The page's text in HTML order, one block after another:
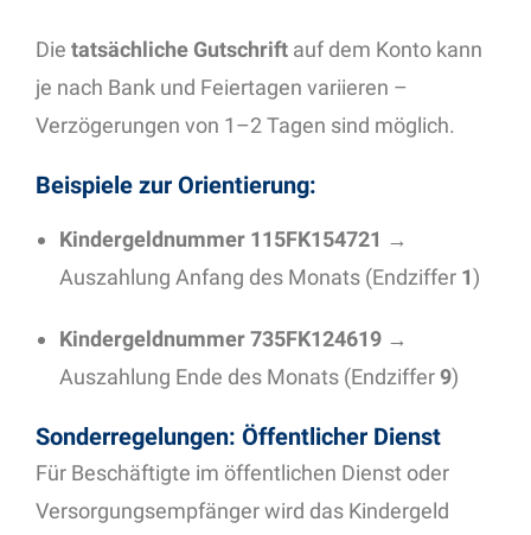
Die tatsächliche Gutschrift auf dem Konto kann
je nach Bank und Feiertagen variieren –
Verzögerungen von 1–2 Tagen sind möglich.
Beispiele zur Orientierung:
Kindergeldnummer 115FK154721 →
Auszahlung Anfang des Monats (Endziffer 1)
Kindergeldnummer 735FK124619 →
Auszahlung Ende des Monats (Endziffer9)
Sonderregelungen: Öffentlicher Dienst
Für Beschäftigte im öffentlichen Dienst oder
Versorgungsempfänger wird das Kindergeld